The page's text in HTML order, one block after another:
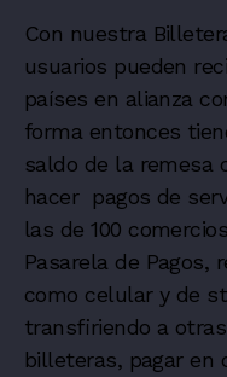
Con nuestra
usuarios pueden
países en alianza
forma entonces
saldo de la remesa
hacer pagos de
las de 100
Pasarela de Pagos,
como celular y de
transfiriendo a
billeteras, pagar en